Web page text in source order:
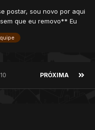
postar, sou novo por aqui
que eu removo** Eu
construir um servidor
PRÓXIMA